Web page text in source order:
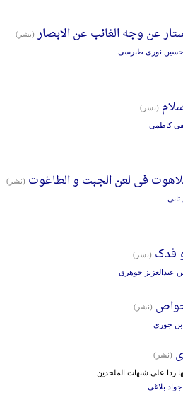
عن وجه الغائب عن الابصار (نشر)
حسین نوری طبرسی
(نشر)
کاظمی
فی لعن الجبت و الطاغوت (نشر)
فدک (نشر)
عبدالعزیز جوهری
(نشر)
جوزی
(نشر)
ردا علی شبهات الملحدین
بلاغی